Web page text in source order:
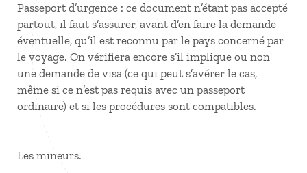
Passeport d’urgence : ce document n’étant pas accepté
partout, il faut s’assurer, avant d’en faire la demande
éventuelle, qu’il est reconnu par le pays concerné par
le voyage. On vérifiera encore s’il implique ou non
une demande de visa (ce qui peut s’avérer le cas,
même si ce n’est pas requis avec un passeport
ordinaire) et si les procédures sont compatibles.
Les mineurs.